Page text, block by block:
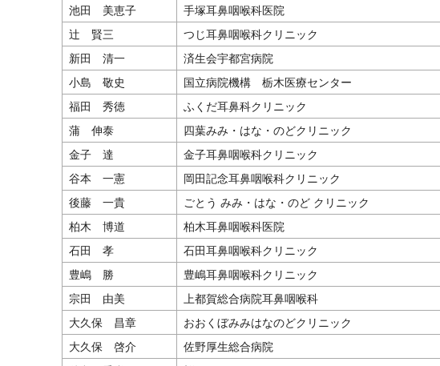
池田 美恵子
手塚耳鼻咽喉科医院
辻 賢三
つじ耳鼻咽喉科クリニック
新田 清一
済生会宇都宮病院
小島 敬史
国立病院機構 栃木医療センター
福田 秀徳
ふくだ耳鼻科クリニック
蒲 伸泰
四葉みみ・はな・のどクリニック
金子 達
金子耳鼻咽喉科クリニック
谷本 一憲
岡田記念耳鼻咽喉科クリニック
後藤 一貴
ごとう みみ・はな・のど クリニック
柏木 博道
柏木耳鼻咽喉科医院
石田 孝
石田耳鼻咽喉科クリニック
豊嶋 勝
豊嶋耳鼻咽喉科クリニック
宗田 由美
上都賀総合病院耳鼻咽喉科
大久保 昌章
おおくぼみみはなのどクリニック
大久保 啓介
佐野厚生総合病院